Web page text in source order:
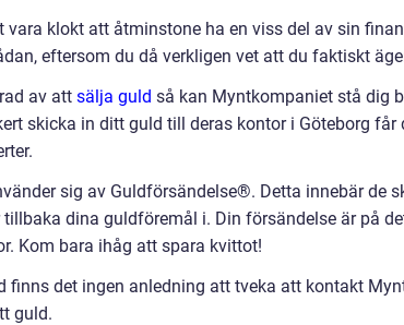
vara klokt att åtminstone ha en viss del av sin
eftersom du då verkligen vet att du faktiskt
av att sälja guld så kan Myntkompaniet stå dig
skicka in ditt guld till deras kontor i Göteborg
sig av Guldförsändelse®. Detta innebär de
tillbaka dina guldföremål i. Din försändelse är på
Kom bara ihåg att spara kvittot!
finns det ingen anledning att tveka att kontakt
guld.